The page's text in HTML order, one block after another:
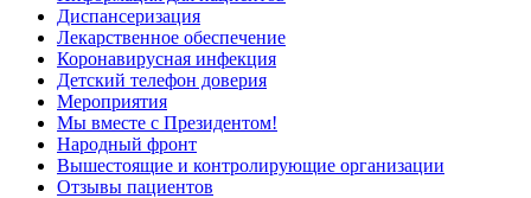
Диспансеризация
Лекарственное обеспечение
Коронавирусная инфекция
Детский телефон доверия
Мероприятия
Мы вместе с Президентом!
Народный фронт
Вышестоящие и контролирующие организации
Отзывы пациентов